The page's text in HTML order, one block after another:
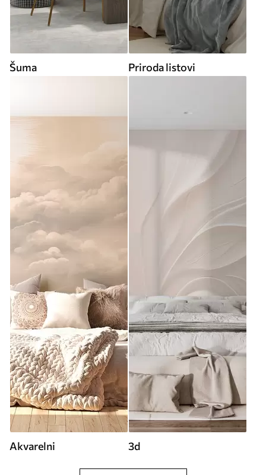
Šuma Priroda listovi
Akvarelni 3d